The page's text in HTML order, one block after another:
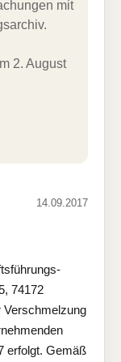
mit
2. August
14.09.2017
74172
Verschmelzung
erfolgt. Gemäß